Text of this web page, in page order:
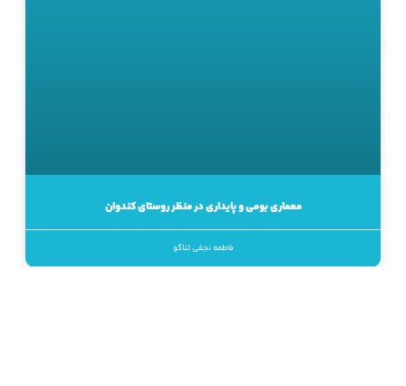
معماری بومی و پایداری در منظر روستای کندوان
فاطمه نجفی ثناگو